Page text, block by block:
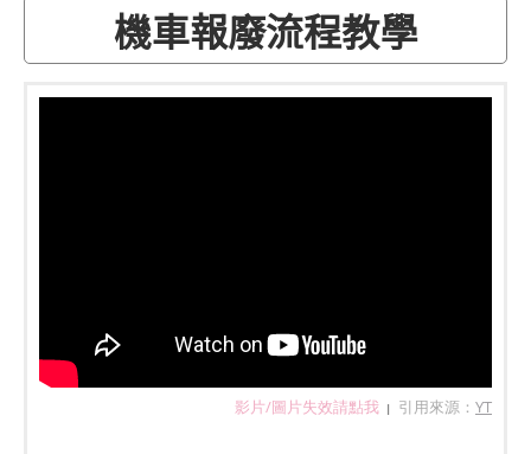
機車報廢流程教學
影片/圖片失效請點我 | 引用來源： YT